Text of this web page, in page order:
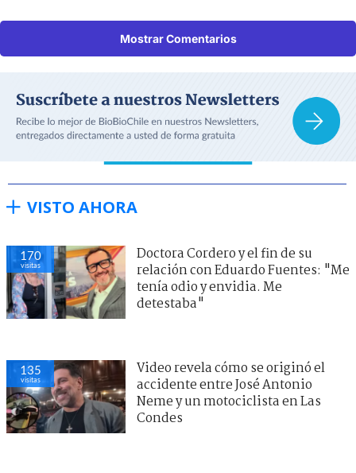
Mostrar Comentarios
VISTO AHORA
170
visitas
Doctora Cordero y el fin de su
relación con Eduardo Fuentes: "Me
tenía odio y envidia. Me
detestaba"
135
visitas
Video revela cómo se originó el
accidente entre José Antonio
Neme y un motociclista en Las
Condes